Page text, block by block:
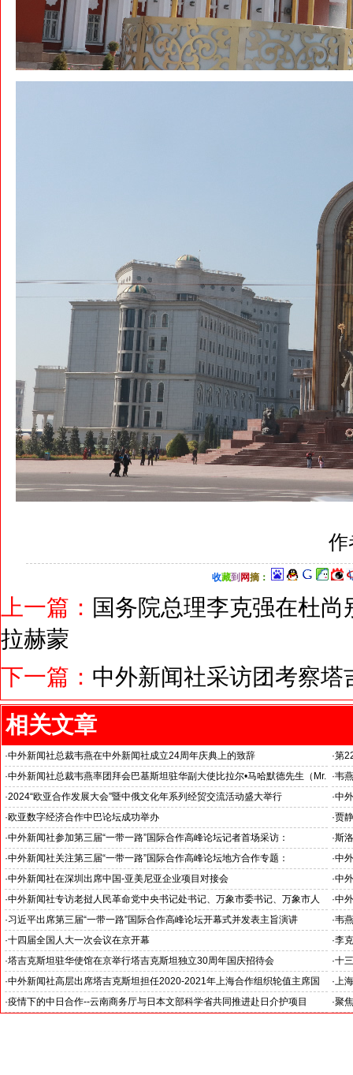
收藏到 网摘：
上一篇： 国务院总理李克强在杜
拉赫蒙
下一篇： 中外新闻社采访团考察
相关文章
·中外新闻社总裁韦燕在中外新闻社成立24周年庆典上的致辞 ·第
·中外新闻社总裁韦燕率团拜会巴基斯坦驻华副大使比拉尔•马哈默德先生（Mr.
Bilal Mahmood）
洽谈与巴基斯坦政府大型投融资项目合作
·韦
·2024“欧亚合作发展大会”暨中俄文化年系列经贸交流活动盛大举行 ·中
中外
·欧亚数字经济合作中巴论坛成功举办 ·贾
·中外新闻社参加第三届“一带一路”国际合作高峰论坛记者首场采访： ·斯
成功
·中外新闻社关注第三届“一带一路”国际合作高峰论坛地方合作专题： ·中
·中外新闻社在深圳出席中国-亚美尼亚企业项目对接会 ·中
·中外新闻社专访老挝人民革命党中央书记处书记、万象市委书记、万象市人
民议会主席阿努帕•杜纳隆
·中
·习近平出席第三届“一带一路”国际合作高峰论坛开幕式并发表主旨演讲 ·韦
·十四届全国人大一次会议在京开幕 ·李
·塔吉克斯坦驻华使馆在京举行塔吉克斯坦独立30周年国庆招待会 ·十
·中外新闻社高层出席塔吉克斯坦担任2020-2021年上海合作组织轮值主席国
新闻发布会
·上
·疫情下的中日合作--云南商务厅与日本文部科学省共同推进赴日介护项目 ·聚